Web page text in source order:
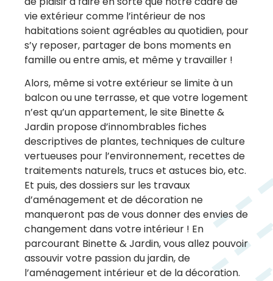
vie extérieur comme l’intérieur de nos
habitations soient agréables au quotidien, pour
s’y reposer, partager de bons moments en
famille ou entre amis, et même y travailler !
Alors, même si votre extérieur se limite à un
balcon ou une terrasse, et que votre logement
n’est qu’un appartement, le site Binette &
Jardin propose d’innombrables fiches
descriptives de plantes, techniques de culture
vertueuses pour l’environnement, recettes de
traitements naturels, trucs et astuces bio, etc.
Et puis, des dossiers sur les travaux
d’aménagement et de décoration ne
manqueront pas de vous donner des envies de
changement dans votre intérieur ! En
parcourant Binette & Jardin, vous allez pouvoir
assouvir votre passion du jardin, de
l’aménagement intérieur et de la décoration.